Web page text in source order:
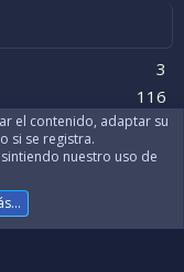
3
116
119
el contenido, adaptar su
si se registra.
nuestro uso de